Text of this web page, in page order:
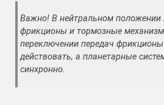
Важно! В нейтральном
фрикционы и тормозные
переключении передач
действовать, а планетарные
синхронно.